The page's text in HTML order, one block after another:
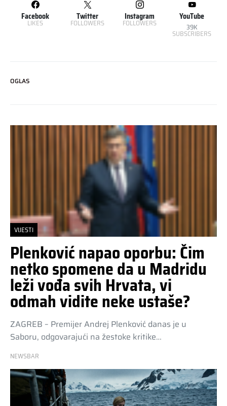
Facebook
LIKES
Twitter
FOLLOWERS
Instagram
FOLLOWERS
YouTube
39K
SUBSCRIBERS
OGLAS
VIJESTI
Plenković napao oporbu: Čim
netko spomene da u Madridu
leži vođa svih Hrvata, vi
odmah vidite neke ustaše?
ZAGREB – Premijer Andrej Plenković danas je u
Saboru, odgovarajući na žestoke kritike…
NEWSBAR